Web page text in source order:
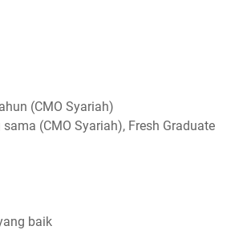
(CMO Syariah)
(CMO Syariah), Fresh Graduate
baik